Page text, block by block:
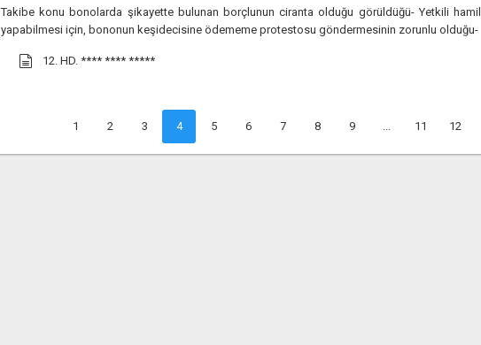
Takibe konu bonolarda şikayette bulunan borçlunun ciranta olduğu görüldüğü- Yetkili
yapabilmesi için, bononun keşidecisine ödememe protestosu göndermesinin zorunlu olduğu-
12. HD. **** **** *****
1 2 3 4 5 6 7 8 9 ... 11 12